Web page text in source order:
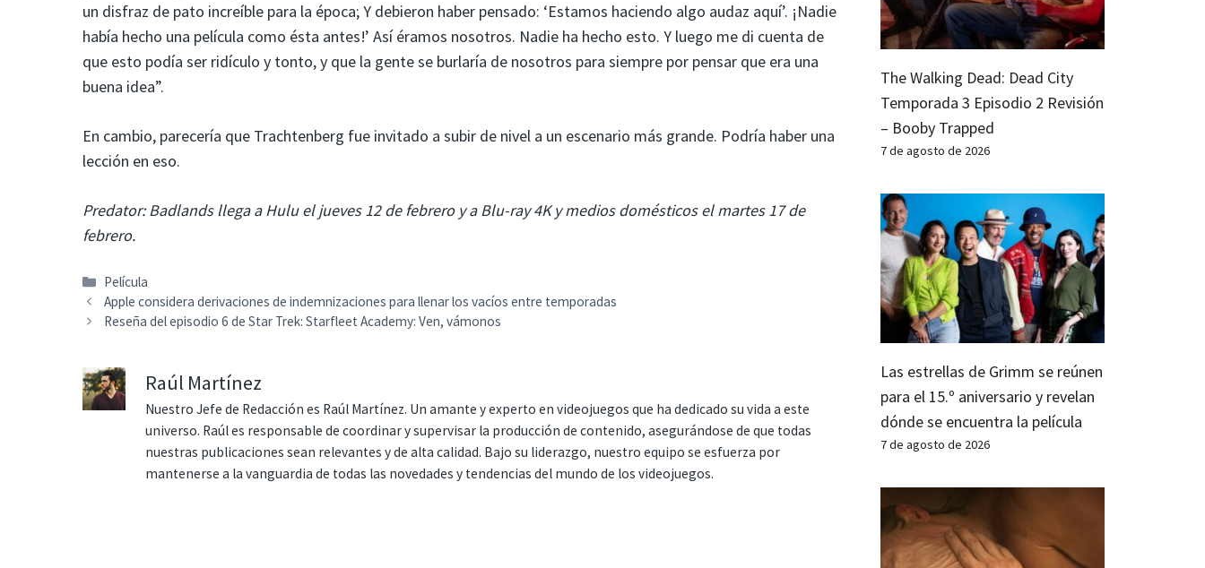
un disfraz de pato increíble para la época; Y debieron haber pensado: ‘Estamos haciendo algo audaz aquí’. ¡Nadie
había hecho una película como ésta antes!’ Así éramos nosotros. Nadie ha hecho esto. Y luego me di cuenta de
que esto podía ser ridículo y tonto, y que la gente se burlaría de nosotros para siempre por pensar que era una
buena idea”.
En cambio, parecería que Trachtenberg fue invitado a subir de nivel a un escenario más grande. Podría haber una
lección en eso.
Predator: Badlands llega a Hulu el jueves 12 de febrero y a Blu-ray 4K y medios domésticos el martes 17 de
febrero.
Categorías
Película
Apple considera derivaciones de indemnizaciones para llenar los vacíos entre temporadas
Reseña del episodio 6 de Star Trek: Starfleet Academy: Ven, vámonos
Raúl Martínez
Nuestro Jefe de Redacción es Raúl Martínez. Un amante y experto en videojuegos que ha dedicado su vida a este
universo. Raúl es responsable de coordinar y supervisar la producción de contenido, asegurándose de que todas
nuestras publicaciones sean relevantes y de alta calidad. Bajo su liderazgo, nuestro equipo se esfuerza por
mantenerse a la vanguardia de todas las novedades y tendencias del mundo de los videojuegos.
The Walking Dead: Dead City
Temporada 3 Episodio 2 Revisión
– Booby Trapped
7 de agosto de 2026
Las estrellas de Grimm se reúnen
para el 15.º aniversario y revelan
dónde se encuentra la película
7 de agosto de 2026